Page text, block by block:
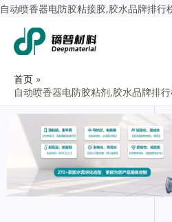
自动喷香器电防胶粘接胶,胶水品牌排行
首页
自动喷香器电防胶粘剂,胶水品牌排